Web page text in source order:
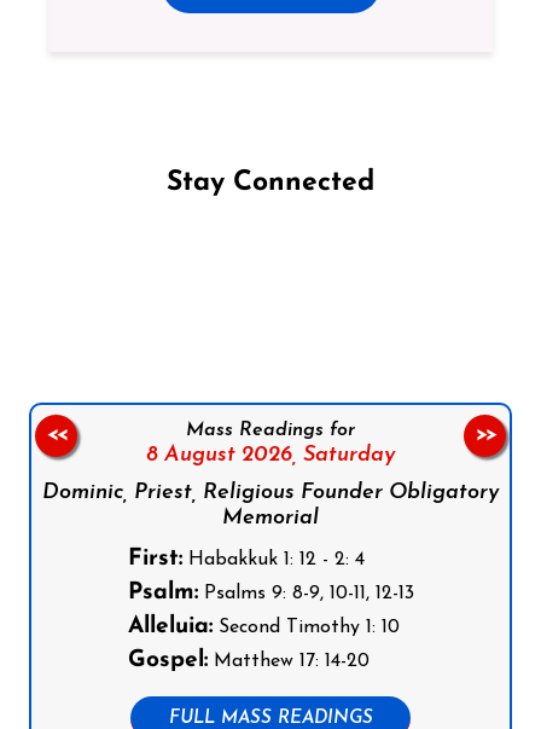
Stay Connected
Mass Readings for
8 August 2026, Saturday
Dominic, Priest, Religious Founder Obligatory
Memorial
First:Habakkuk 1: 12 - 2: 4
Psalm:Psalms 9: 8-9, 10-11, 12-13
Alleluia:Second Timothy 1: 10
Gospel:Matthew 17: 14-20
FULL MASS READINGS
<< >>